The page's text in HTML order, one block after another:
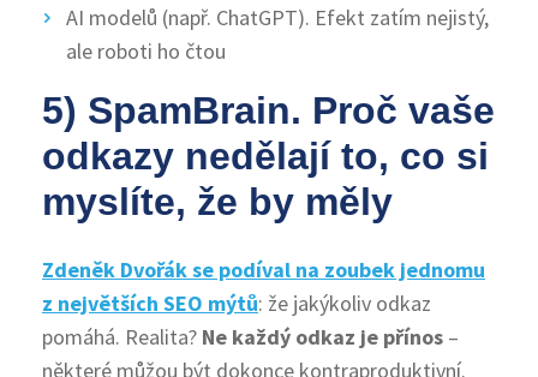
AI modelů (např. ChatGPT). Efekt zatím nejistý,
ale roboti ho čtou
5) SpamBrain. Proč vaše
odkazy nedělají to, co si
myslíte, že by měly
Zdeněk Dvořák se podíval na zoubek jednomu
z největších SEO mýtů: že jakýkoliv odkaz
pomáhá. Realita? Ne každý odkaz je přínos –
některé můžou být dokonce kontraproduktivní.